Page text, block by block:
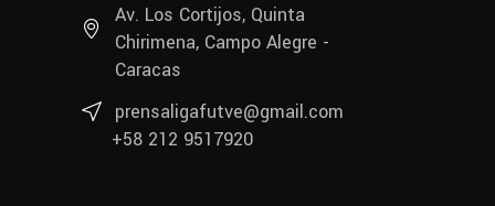
Av. Los Cortijos, Quinta
Chirimena, Campo Alegre -
Caracas
prensaligafutve@gmail.com
+58 212 9517920